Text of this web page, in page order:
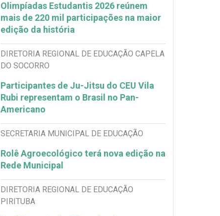
Olimpíadas Estudantis 2026 reúnem
mais de 220 mil participações na maior
edição da história
DIRETORIA REGIONAL DE EDUCAÇÃO CAPELA
DO SOCORRO
Participantes de Ju-Jitsu do CEU Vila
Rubi representam o Brasil no Pan-
Americano
SECRETARIA MUNICIPAL DE EDUCAÇÃO
Rolê Agroecológico terá nova edição na
Rede Municipal
DIRETORIA REGIONAL DE EDUCAÇÃO
PIRITUBA